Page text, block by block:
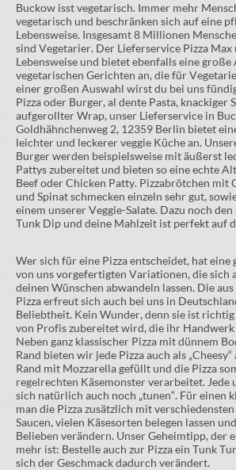
Buckow isst vegetarisch. Immer mehr
vegetarisch und beschränken sich auf eine
Lebensweise. Insgesamt 8 Millionen
sind Vegetarier. Der Lieferservice Pizza
Lebensweise und bietet ebenfalls eine große
vegetarischen Gerichten an, die für
einer großen Auswahl wirst du bei uns
Pizza oder Burger, al dente Pasta, knackiger
aufgerollter Wrap, unser Lieferservice in
Goldhähnchenweg 2, 12359 Berlin bietet
leichter und leckerer veggie Küche an.
Burger werden beispielsweise mit äußerst
Pattys zubereitet und bieten so eine echte
Beef oder Chicken Patty. Pizzabrötchen mit
und Spinat schmecken einzeln sehr gut,
einem unserer Veggie-Salate. Dazu noch den
Tunk Dip und deine Mahlzeit ist perfekt auf
Wer sich für eine Pizza entscheidet, hat eine
von uns vorgefertigten Variationen, die sich
deinen Wünschen abwandeln lassen. Die
Pizza erfreut sich auch bei uns in
Beliebtheit. Kein Wunder, denn sie ist richtig
von Profis zubereitet wird, die ihr Handwerk
Neben ganz klassischer Pizza mit dünnem
Rand bieten wir jede Pizza auch als
Rand mit Mozzarella gefüllt und die Pizza
regelrechten Käsemonster verarbeitet. Jede
sich natürlich auch noch „tunen“. Für einen
man die Pizza zusätzlich mit
Saucen, vielen Käsesorten belegen lassen
Belieben verändern. Unser Geheimtipp, der
mehr ist: Bestelle auch zur Pizza ein Tunk
sich der Geschmack dadurch verändert.